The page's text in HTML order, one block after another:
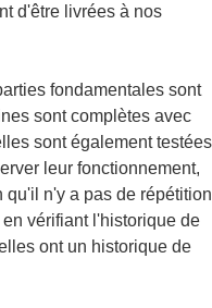
d'être livrées à nos
fondamentales sont
sont complètes avec
sont également testées
leur fonctionnement,
qu'il n'y a pas de répétition
vérifiant l'historique de
ont un historique de